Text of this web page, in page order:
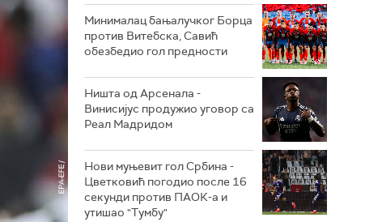
Минималац бањалучког Борца
против Витебска, Савић
обезбедио гол предности
Ништа од Арсенала -
Винисијус продужио уговор са
Реал Мадридом
Нови муњевит гол Србина -
Цветковић погодио после 16
секунди против ПАОК-а и
утишао "Тумбу"